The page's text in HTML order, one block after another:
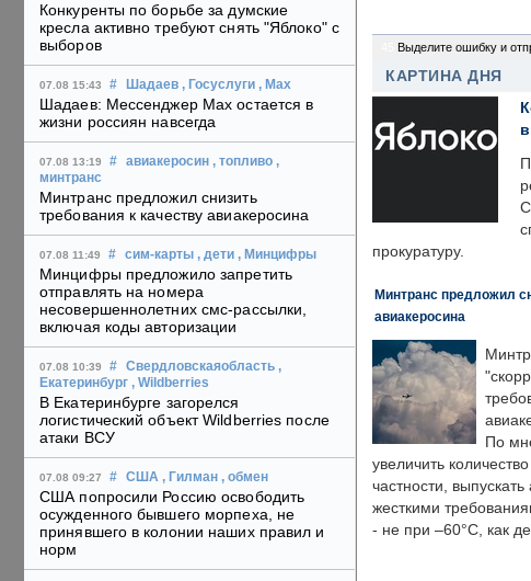
Конкуренты по борьбе за думские
кресла активно требуют снять "Яблоко" с
выборов
07.08 15:43 # Шадаев , Госуслуги , Max
Шадаев: Мессенджер Max остается в
жизни россиян навсегда
07.08 13:19 # авиакеросин , топливо ,
минтранс
Минтранс предложил снизить
требования к качеству авиакеросина
07.08 11:49 # сим-карты , дети , Минцифры
Минцифры предложило запретить
отправлять на номера
несовершеннолетних смс-рассылки,
включая коды авторизации
07.08 10:39 # Свердловскаяобласть ,
Екатеринбург , Wildberries
В Екатеринбурге загорелся
логистический объект Wildberries после
атаки ВСУ
07.08 09:27 # США , Гилман , обмен
США попросили Россию освободить
осужденного бывшего морпеха, не
принявшего в колонии наших правил и
норм
Выделите ошибку и
КАРТИНА ДНЯ
прокуратуру.
Минтранс предложил
авиакеросина
По
увеличить
частности,
жесткими
- не при –60°C, как